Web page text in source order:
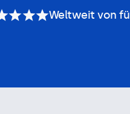
Weltweit von